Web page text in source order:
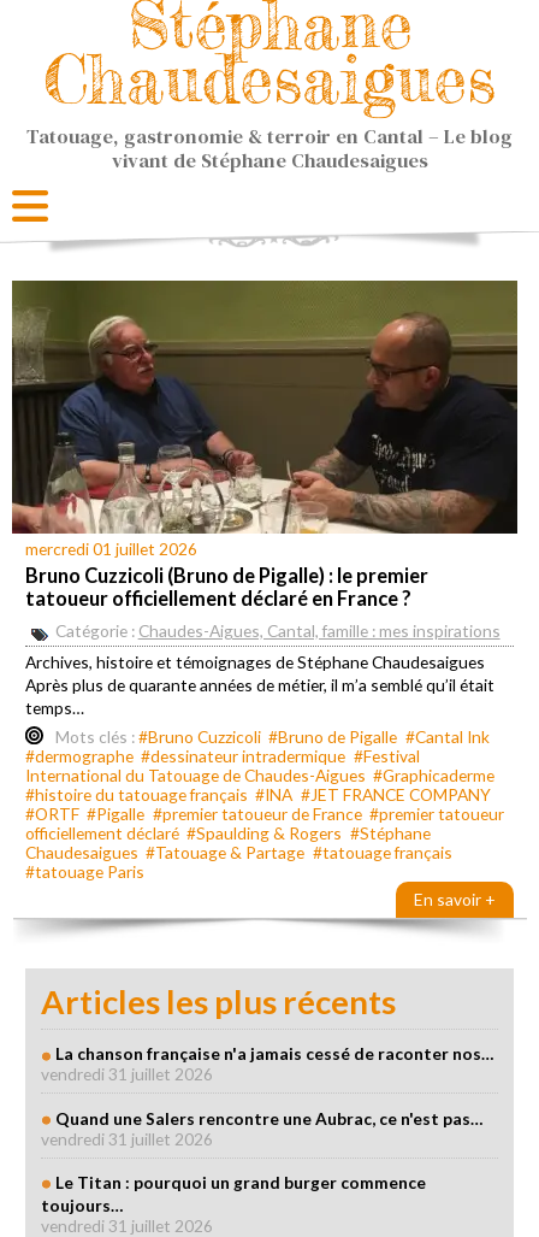
Stéphane
Chaudesaigues
Tatouage, gastronomie & terroir en Cantal – Le blog
vivant de Stéphane Chaudesaigues
mercredi 01 juillet 2026
Bruno Cuzzicoli (Bruno de Pigalle) : le premier
tatoueur officiellement déclaré en France ?
Catégorie : Chaudes-Aigues, Cantal, famille : mes inspirations
Archives, histoire et témoignages de Stéphane Chaudesaigues
Après plus de quarante années de métier, il m’a semblé qu’il était
temps…
Mots clés :#Bruno Cuzzicoli #Bruno de Pigalle #Cantal Ink
#dermographe #dessinateur intradermique #Festival
International du Tatouage de Chaudes-Aigues #Graphicaderme
#histoire du tatouage français #INA #JET FRANCE COMPANY
#ORTF #Pigalle #premier tatoueur de France #premier tatoueur
officiellement déclaré #Spaulding & Rogers #Stéphane
Chaudesaigues #Tatouage & Partage #tatouage français
#tatouage Paris
En savoir +
Articles les plus récents
La chanson française n'a jamais cessé de raconter nos…
vendredi 31 juillet 2026
Quand une Salers rencontre une Aubrac, ce n'est pas…
vendredi 31 juillet 2026
Le Titan : pourquoi un grand burger commence
toujours…
vendredi 31 juillet 2026